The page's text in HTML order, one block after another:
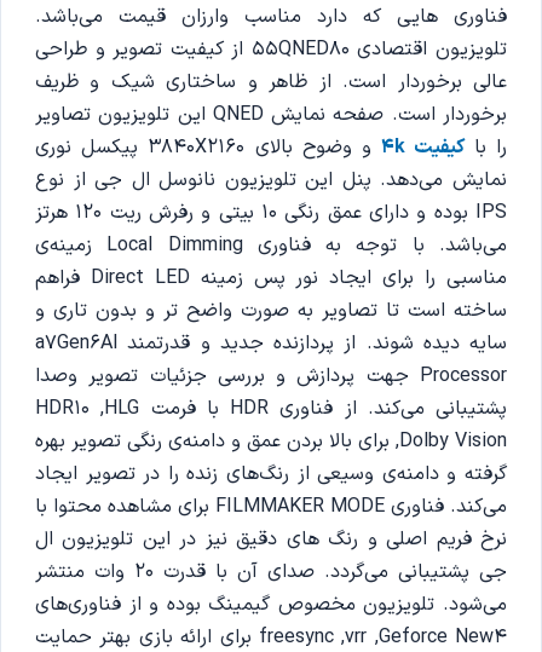
فناوری هایی که دارد مناسب وارزان قیمت می‌باشد.‌
تلویزیون اقتصادی 55QNED80 از کیفیت تصویر و طراحی
عالی برخوردار است. از ظاهر و ساختاری‌ شیک و ظریف
برخوردار است. صفحه نمایش QNED این تلویزیون تصاویر
را باکیفیت 4k
و وضوح بالای 3840X2160 پیکسل نوری
نمایش می‌دهد. پنل این تلویزیون نانوسل ال جی از نوع
IPS بوده و دارای عمق رنگی 10 بیتی و رفرش ریت 120 هرتز
می‌باشد. با توجه به فناوری Local Dimming زمینه‌ی
مناسبی را برای ایجاد نور پس زمینه Direct LED فراهم
ساخته است تا تصاویر به صورت واضح تر و بدون تاری و
سایه‌ دیده شوند. از پردازنده جدید و قدرتمند a7Gen6Al
Processor جهت پردازش و بررسی جزئیات تصویر وصدا
پشتیبانی می‌کند. از فناوری HDR با فرمت HDR10 ,HLG
,Dolby Vision برای بالا بردن عمق و دامنه‌ی رنگی تصویر بهره
گرفته و دامنه‌ی وسیعی از رنگ‌های زنده را در تصویر ایجاد
می‌کند. فناوری FILMMAKER MODE برای مشاهده محتوا با
نرخ فریم اصلی و رنگ های دقیق نیز در این تلویزیون ال
جی پشتیبانی می‌گردد. صدای آن با قدرت 20 وات منتشر
می‌شود. تلویزیون مخصوص گیمینگ بوده و از فناوری‌های
freesync ,vrr ,Geforce New4 برای ارائه بازی بهتر حمایت